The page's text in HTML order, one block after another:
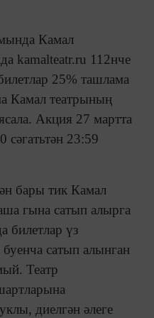
Камал
kamalteatr.ru 112нче
25% ташлама
Камал театрының
Акция 27 мартта
сәгатьтән 23:59
бары тик Камал
гына сатып алырга
билетлар үз
сатып алынган
Театр
диелгән әлеге